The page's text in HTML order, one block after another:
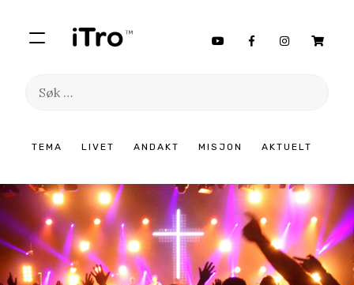
TEMA LIVET ANDAKT MISJON AKTUELT
Søk
innhold